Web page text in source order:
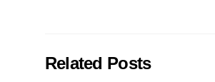
Related Posts